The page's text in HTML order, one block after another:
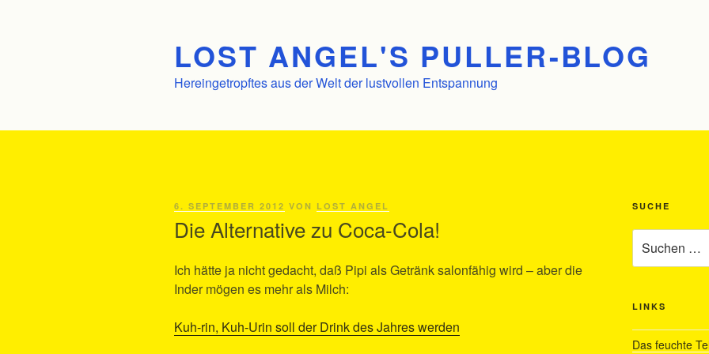
LOST ANGEL'S PULLER-BLOG
Hereingetropftes aus der Welt der lustvollen Entspannung
VERÖFFENTLICHT
6. SEPTEMBER 2012 VON LOST ANGEL
Die Alternative zu Coca-Cola!
Ich hätte ja nicht gedacht, daß Pipi als Getränk salonfähig wird – aber die
Inder mögen es mehr als Milch:
Kuh-rin, Kuh-Urin soll der Drink des Jahres werden
SUCHE
nach:
LINKS
Das feuchte